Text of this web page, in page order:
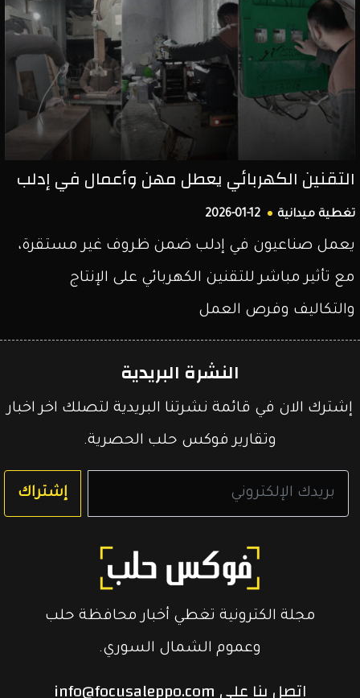
التقنين الكهربائي يعطل مهن وأعمال في إدلب
تغطية ميدانية 2026-01-12
يعمل صناعيون في إدلب ضمن ظروف غير مستقرة،
مع تأثير مباشر للتقنين الكهربائي على الإنتاج
والتكاليف وفرص العمل
النشرة البريدية
إشترك الان في قائمة نشرتنا البريدية لتصلك اخر اخبار
وتقارير فوكس حلب الحصرية.
إشتراك
مجلة الكترونية تغطي أخبار محافظة حلب
وعموم الشمال السوري.
إتصل بنا على info@focusaleppo.com